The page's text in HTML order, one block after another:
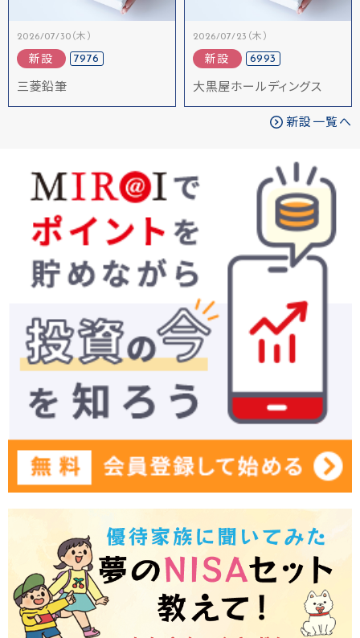
2026/07/30（木）
新設 7976
三菱鉛筆
2026/07/23（木）
新設 6993
大黒屋ホールディングス
新設一覧へ